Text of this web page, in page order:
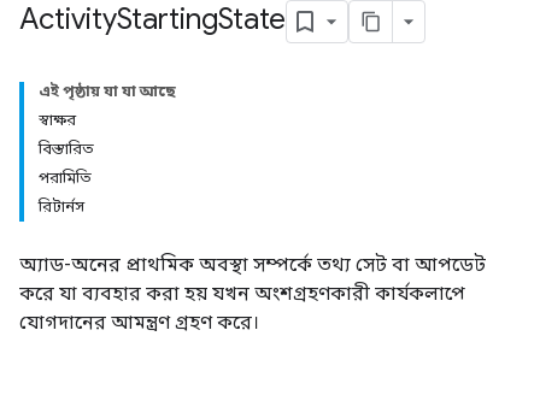
ActivityStartingState
এই পৃষ্ঠায় যা যা আছে
স্বাক্ষর
বিস্তারিত
পরামিতি
রিটার্নস
অ্যাড-অনের প্রাথমিক অবস্থা সম্পর্কে তথ্য সেট বা আপডেট
করে যা ব্যবহার করা হয় যখন অংশগ্রহণকারী কার্যকলাপে
যোগদানের আমন্ত্রণ গ্রহণ করে।